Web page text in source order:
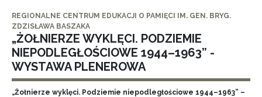
REGIONALNE CENTRUM EDUKACJI O PAMIĘCI IM. GEN. BRYG.
ZDZISŁAWA BASZAKA
„ŻOŁNIERZE WYKLĘCI. PODZIEMIE
NIEPODLEGŁOŚCIOWE 1944–1963” -
WYSTAWA PLENEROWA
„Żołnierze wyklęci. Podziemie niepodległościowe 1944–1963” –